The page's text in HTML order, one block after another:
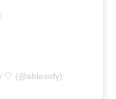
🤍 (@ablasofy)